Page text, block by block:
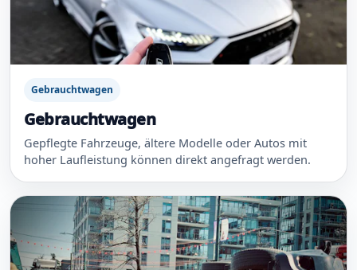
Gebrauchtwagen
Gebrauchtwagen
Gepflegte Fahrzeuge, ältere Modelle oder Autos mit
hoher Laufleistung können direkt angefragt werden.